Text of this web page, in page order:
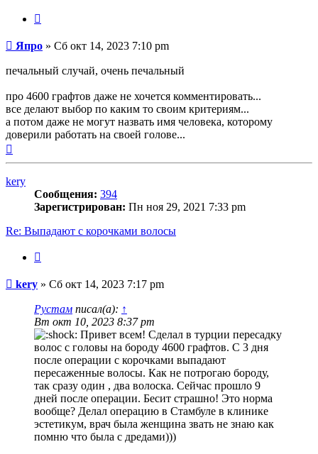
Сообщение
Япро » Сб окт 14, 2023 7:10 pm
печальный случай, очень печальный
про 4600 графтов даже не хочется комментировать...
все делают выбор по каким то своим критериям...
а потом даже не могут назвать имя человека, которому
доверили работать на своей голове...
kery
Сообщения: 394
Зарегистрирован: Пн ноя 29, 2021 7:33 pm
Re: Выпадают с корочками волосы
Сообщение
kery » Сб окт 14, 2023 7:17 pm
Рустам писал(а): ↑
Вт окт 10, 2023 8:37 pm
Привет всем! Сделал в турции пересадку
волос с головы на бороду 4600 графтов. С 3 дня
после операции с корочками выпадают
пересаженные волосы. Как не потрогаю бороду,
так сразу один , два волоска. Сейчас прошло 9
дней после операции. Бесит страшно! Это норма
вообще? Делал операцию в Стамбуле в клинике
эстетикум, врач была женщина звать не знаю как
помню что была с дредами)))